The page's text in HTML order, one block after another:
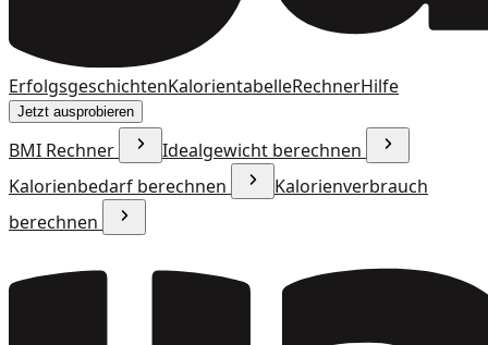
ErfolgsgeschichtenKalorientabelleRechnerHilfe
Jetzt ausprobieren
BMI Rechner
Idealgewicht berechnen
Kalorienbedarf berechnen
Kalorienverbrauch
berechnen